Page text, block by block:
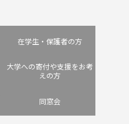
在学生・保護者の方
大学への寄付や支援をお考
えの方
同窓会